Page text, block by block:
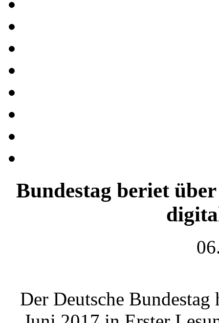
Bundestag beriet
Der Deutsche